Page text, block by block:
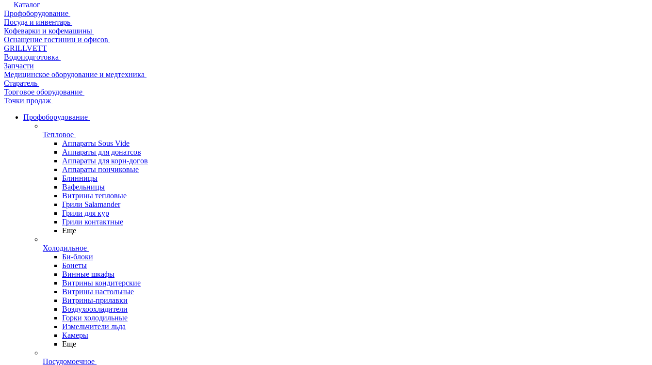
Каталог
Профоборудование
Посуда и инвентарь
Кофеварки и кофемашины
Оснащение гостиниц и офисов
GRILLVETT
Водоподготовка
Запчасти
Медицинское оборудование и медтехника
Старатель
Торговое оборудование
Точки продаж
Профоборудование
Тепловое
Аппараты Sous Vide
Аппараты для донатсов
Аппараты для корн-догов
Аппараты пончиковые
Блинницы
Вафельницы
Витрины тепловые
Грили Salamander
Грили для кур
Грили контактные
Еще
Холодильное
Би-блоки
Бонеты
Винные шкафы
Витрины кондитерские
Витрины настольные
Витрины-прилавки
Воздухоохладители
Горки холодильные
Измельчители льда
Камеры
Еще
Посудомоечное